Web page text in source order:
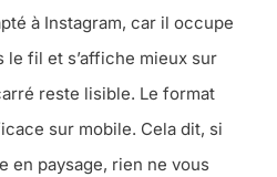
à Instagram, car il occupe
le fil et s’affiche mieux sur
reste lisible. Le format
sur mobile. Cela dit, si
en paysage, rien ne vous